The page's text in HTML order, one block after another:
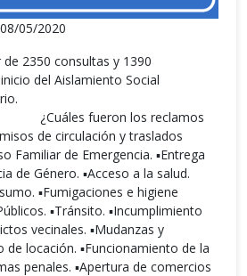
05/2020
2350 consultas y 1390
del Aislamiento Social
¿Cuáles fueron los reclamos
de circulación y traslados
Familiar de Emergencia. ▪Entrega
de Género. ▪Acceso a la salud.
▪Fumigaciones e higiene
▪Tránsito. ▪Incumplimiento
vecinales. ▪Mudanzas y
locación. ▪Funcionamiento de la
penales. ▪Apertura de comercios